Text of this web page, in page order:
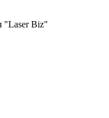
"Laser Biz"